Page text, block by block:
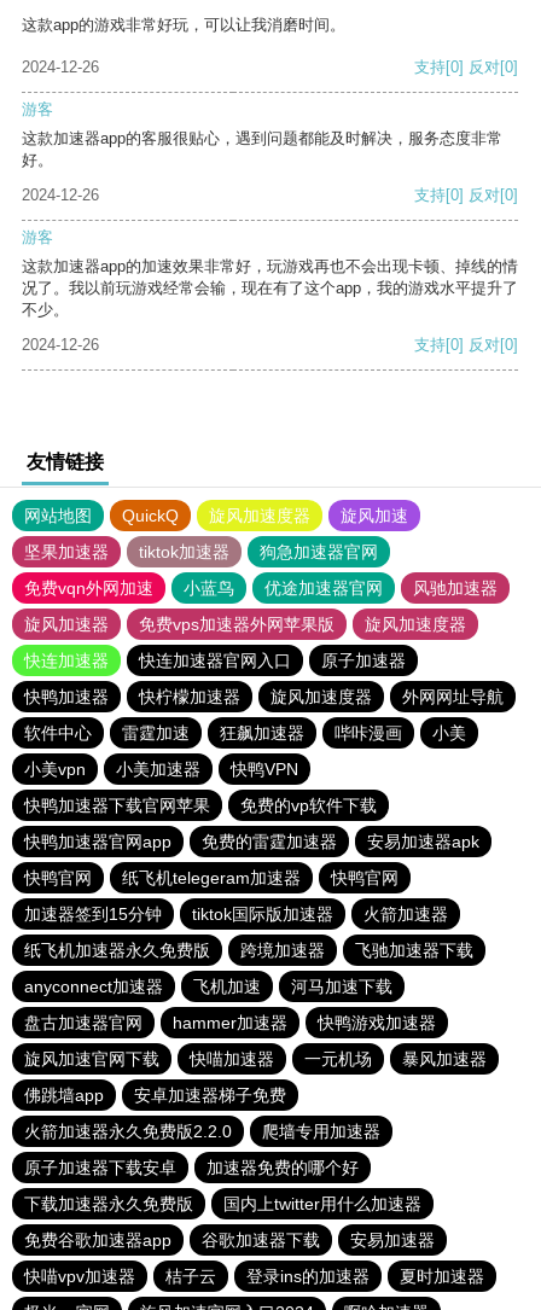
这款app的游戏非常好玩，可以让我消磨时间。
2024-12-26 支持[0] 反对[0]
游客
这款加速器app的客服很贴心，遇到问题都能及时解决，服务态度非常
好。
2024-12-26
支持[0] 反对[0]
游客
这款加速器app的加速效果非常好，玩游戏再也不会出现卡顿、掉线的情
况了。我以前玩游戏经常会输，现在有了这个app，我的游戏水平提升了
不少。
2024-12-26
支持[0] 反对[0]
友情链接
网站地图 QuickQ 旋风加速度器
旋风加速
坚果加速器
tiktok加速器
狗急加速器官网
免费vqn外网加速
小蓝鸟 优途加速器官网
风驰加速器
旋风加速器
免费vps加速器外网苹果版
旋风加速度器
快连加速器
快连加速器官网入口
原子加速器
快鸭加速器
快柠檬加速器 旋风加速度器
外网网址导航
软件中心
雷霆加速 狂飙加速器 哔咔漫画
小美
小美vpn
小美加速器
快鸭VPN
快鸭加速器下载官网苹果
免费的vp软件下载
快鸭加速器官网app
免费的雷霆加速器
安易加速器apk
快鸭官网
纸飞机telegeram加速器
快鸭官网
加速器签到15分钟
tiktok国际版加速器
火箭加速器
纸飞机加速器永久免费版
跨境加速器
飞驰加速器下载
anyconnect加速器
飞机加速
河马加速下载
盘古加速器官网
hammer加速器
快鸭游戏加速器
旋风加速官网下载
快喵加速器 一元机场
暴风加速器
佛跳墙app
安卓加速器梯子免费
火箭加速器永久免费版2.2.0
爬墙专用加速器
原子加速器下载安卓
加速器免费的哪个好
下载加速器永久免费版
国内上twitter用什么加速器
免费谷歌加速器app
谷歌加速器下载
安易加速器
快喵vpv加速器
桔子云 登录ins的加速器
夏时加速器